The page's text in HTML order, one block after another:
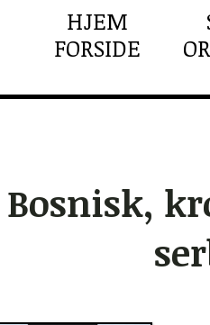
HJEM
FORSIDE
Bosnisk,